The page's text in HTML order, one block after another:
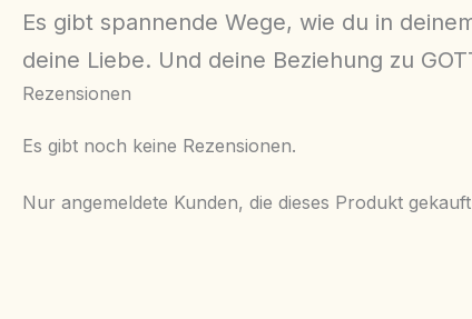
Es gibt spannende Wege, wie du in
deine Liebe. Und deine Beziehung zu
Rezensionen
Es gibt noch keine Rezensionen.
Nur angemeldete Kunden, die dieses Produkt